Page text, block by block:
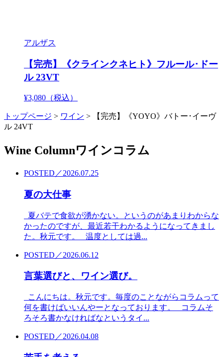
アルザス
【完売】《クラインクネヒト》フルール･ドー
ル 23VT
¥3,080 （税込）
トップページ > ワイン >
【完売】《YOYO》バトー･イーヴ
ル 24VT
Wine Columnワインコラム
POSTED／2026.07.25
夏の大仕事
夏バテで食欲が湧かない。というのがあまりわからな
かったのですが、最近若干わかるようになってきまし
た。秋元です。 温度としては過...
POSTED／2026.06.12
言葉選びと、ワイン選び。
こんにちは。秋元です。毎度のことながらコラムって
何を書けばいいんやーとなっております。 コラムそ
ろそろ書かなければなというタイ...
POSTED／2026.04.08